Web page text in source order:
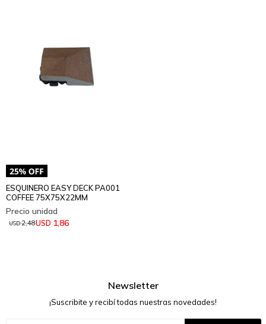
ESQUINERO EASY DECK PA001
COFFEE 75X75X22MM
USD 1,86
USD2,48
Newsletter
¡Suscribite y recibí todas nuestras novedades!